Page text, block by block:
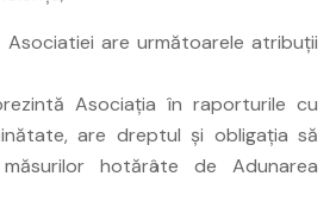
Asociatiei are următoarele atribuţii
Asociaţia în raporturile cu
are dreptul şi obligaţia să
hotărâte de Adunarea